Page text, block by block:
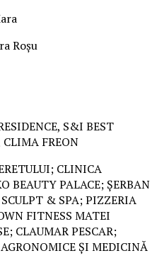
Roșu
S&I BEST
CLIMA FREON
CLINICA
BEAUTY PALACE; ȘERBAN
& SPA; PIZZERIA
FITNESS MATEI
CLAUMAR PESCAR;
ȘI MEDICINĂ